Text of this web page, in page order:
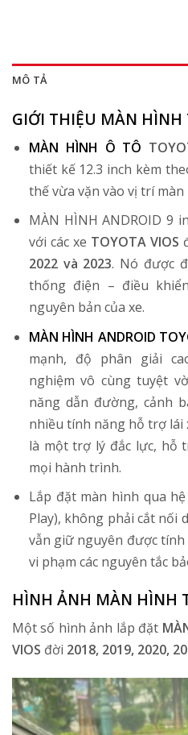
MÔ TẢ
GIỚI THIỆU MÀN HÌNH
MÀN HÌNH Ô TÔ
thiết kế 12.3 inch kèm
thế vừa vặn vào vị trí màn
MÀN HÌNH ANDROID 9
với các xe TOYOTA VIOS
2022 và 2023. Nó được
thống điện – điều
nguyên bản của xe.
MÀN HÌNH ANDROID
mạnh, độ phân giải
nghiệm vô cùng tuyệt
năng dẫn đường, cảnh
nhiều tính năng hỗ trợ
là một trợ lý đắc lực, hỗ
mọi hành trình.
Lắp đặt màn hình qua
Play), không phải cắt nối
vẫn giữ nguyên được
vi phạm các nguyên tắc
HÌNH ẢNH MÀN HÌNH
Một số hình ảnh lắp đặt
VIOS đời 2018, 2019, 2020,